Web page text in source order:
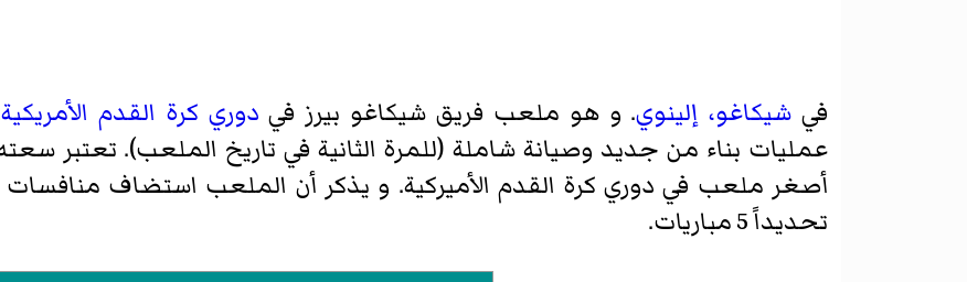
في شيكاغو، إلينوي. و هو ملعب فريق شيكاغو بيرز في دوري كرة القدم الأمريكية
أصغر ملعب في دوري كرة القدم الأميركية. و يذكر أن الملعب استضاف منافسات
تحديداً 5 مباريات.